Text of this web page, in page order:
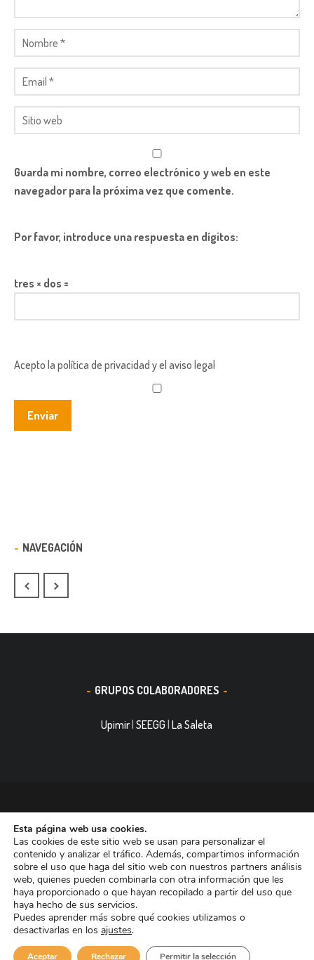
Guarda mi nombre, correo electrónico y web en este
navegador para la próxima vez que comente.
Por favor, introduce una respuesta en dígitos:
tres × dos =
Acepto la política de privacidad y el aviso legal
NAVEGACIÓN
GRUPOS COLABORADORES
Upimir|SEEGG |La Saleta
© 2016, Smith&Nephew, S.A. es un negocio mundial de
tecnología médica dedicada a mejorar la vida de las personas.
Nuestras divisiones de negocio ocupan las primeras posiciones
entre las empresas dedicadas a Reconstrucción Ortopédica,
Curación de heridas Medicina del Deporte y Trauma. Tiene casi
11.000 trabajadores en todo el mundo y está presente en más de
90 países.
Aviso de Cookies Aviso Legal
Esta página web usa cookies.
Las cookies de este sitio web se usan para personalizar el
contenido y analizar el tráfico. Además, compartimos información
sobre el uso que haga del sitio web con nuestros partners análisis
web, quienes pueden combinarla con otra información que les
haya proporcionado o que hayan recopilado a partir del uso que
haya hecho de sus servicios.
Puedes aprender más sobre qué cookies utilizamos o
desactivarlas en los ajustes.
Aceptar Rechazar Permitir la selección